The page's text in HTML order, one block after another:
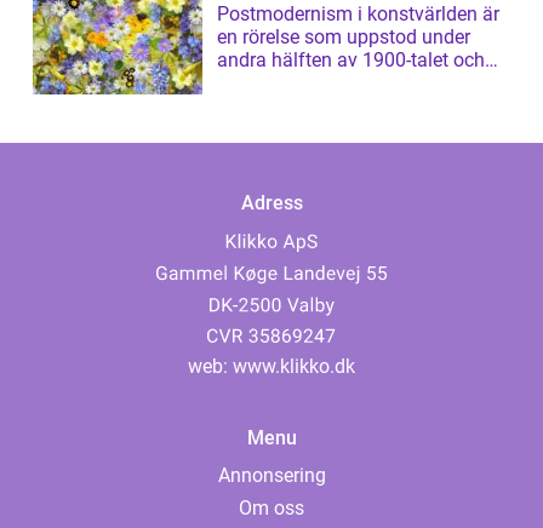
Postmodernism i konstvärlden är
en rörelse som uppstod under
andra hälften av 1900-talet och
Adress
web: www.klikko.dk
Menu
Annonsering
Om oss